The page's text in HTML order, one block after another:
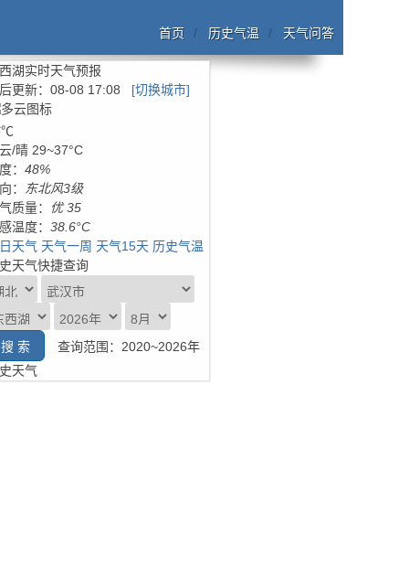
首页 历史气温 天气问答
湖实时天气预报
更新： 08-08 17:08 [切换城市]
℃
/晴 29~37°C
： 48%
：
东北风3级
质量：
优 35
温度： 38.6°C
天气 天气一周 天气15天 历史气温
天气快捷查询
查询范围：2020~2026年
天气